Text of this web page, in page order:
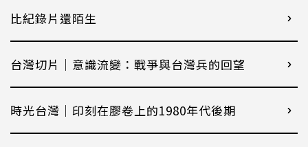
比紀錄片還陌生
台灣切片｜意識流變：戰爭與台灣兵的回望
時光台灣｜印刻在膠卷上的1980年代後期